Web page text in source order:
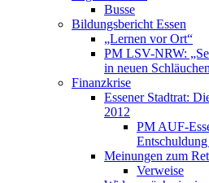
Busse
Bildungsbericht Essen
„Lernen vor Ort“
PM LSV-NRW:
in neuen Schläuchen
Finanzkrise
Essener Stadtrat:
2012
PM AUF-
Meinungen zum
Verweise